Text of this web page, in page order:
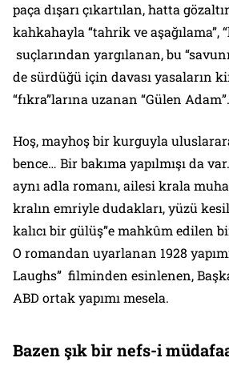
paça dışarı çıkartılan, hatta
kahkahayla “tahrik ve aşağılama”,
suçlarından yargılanan, bu
de sürdüğü için davası yasaların
“fıkra”larına uzanan “Gülen Adam”.
Hoş, mayhoş bir kurguyla
bence… Bir bakıma yapılmışı da
aynı adla romanı, ailesi krala
kralın emriyle dudakları, yüzü
kalıcı bir gülüş”e mahkûm edilen
O romandan uyarlanan 1928
Laughs” filminden esinlenen,
ABD ortak yapımı mesela.
Bazen şık bir nefs-i